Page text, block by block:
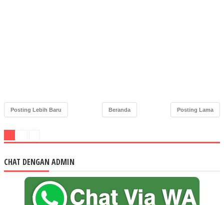
Posting Lebih Baru Posting Lama
Beranda
CHAT DENGAN ADMIN